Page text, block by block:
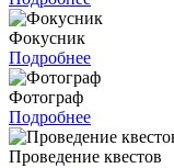
Фокусник
Подробнее
Фотограф
Подробнее
Проведение квестов